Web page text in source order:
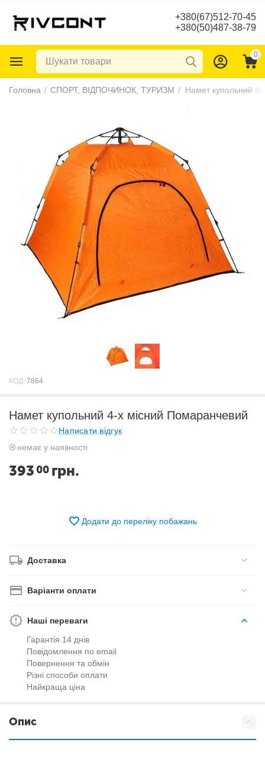
+380(67)512-70-45
+380(50)487-38-79
0
Головна / СПОРТ, ВІДПОЧИНОК, ТУРИЗМ / Намет купольний
КОД: 7864
Намет купольний 4-х місний Помаранчевий
Написати відгук
немає у наявності
393 00 грн.
Додати до переліку побажань
Доставка
Варіанти оплати
Наші переваги
Гарантія 14 днів
Повідомлення по email
Повернення та обмін
Різні способи оплати
Найкраща ціна
Опис